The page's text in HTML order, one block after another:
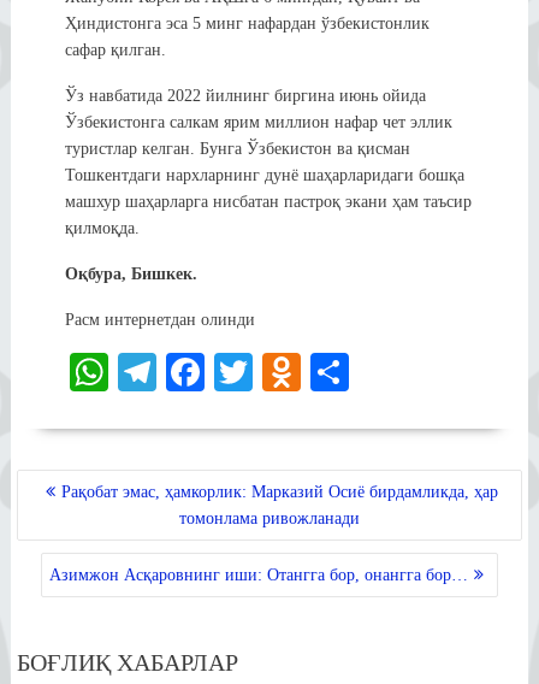
Ҳиндистонга эса 5 минг нафардан ўзбекистонлик
сафар қилган.
Ўз навбатида 2022 йилнинг биргина июнь ойида
Ўзбекистонга салкам ярим миллион нафар чет эллик
туристлар келган. Бунга Ўзбекистон ва қисман
Тошкентдаги нархларнинг дунё шаҳарларидаги бошқа
машхур шаҳарларга нисбатан пастроқ экани ҳам таъсир
қилмоқда.
Оқбура, Бишкек.
Расм интернетдан олинди
W
A
Te
a
m
Fa
ok
T
r
O
la
ss
ni
ki
POST
MENYUSI
Рақобат эмас, ҳамкорлик: Марказий Осиё бирдамликда, ҳар
томонлама ривожланади
Азимжон Асқаровнинг иши: Отангга бор, онангга бор…
БОҒЛИҚ ХАБАРЛАР